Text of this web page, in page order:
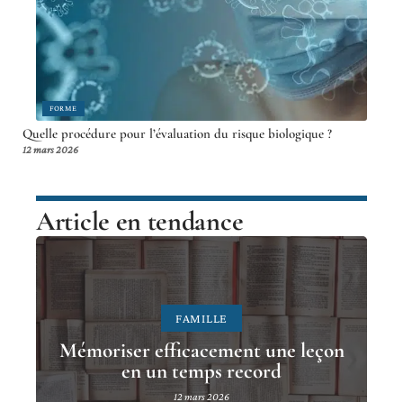
FORME
Quelle procédure pour l’évaluation du risque biologique ?
12 mars 2026
Article en tendance
FAMILLE
Mémoriser efficacement une leçon
en un temps record
12 mars 2026